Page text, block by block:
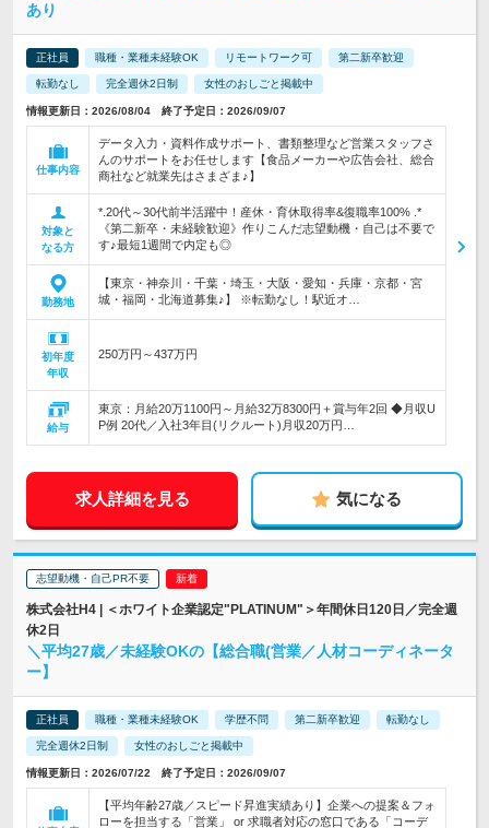
あり
正社員 職種・業種未経験OK リモートワーク可 第二新卒歓迎
転勤なし 完全週休2日制 女性のおしごと掲載中
情報更新日：2026/08/04 終了予定日：2026/09/07
仕事内容
データ入力・資料作成サポート、書類整理など営業スタッフさ
んのサポートをお任せします【食品メーカーや広告会社、総合
商社など就業先はさまざま♪】
対象と
なる方
*.20代～30代前半活躍中！産休・育休取得率&復職率100% .*
《第二新卒・未経験歓迎》作りこんだ志望動機・自己は不要で
す♪最短1週間で内定も◎
勤務地
【東京・神奈川・千葉・埼玉・大阪・愛知・兵庫・京都・宮
城・福岡・北海道募集♪】 ※転勤なし！駅近オ…
初年度
年収
250万円～437万円
給与
東京：月給20万1100円～月給32万8300円＋賞与年2回 ◆月収U
P例 20代／入社3年目(リクルート)月収20万円…
求人詳細を見る 気になる
志望動機・自己PR不要
株式会社H4 | ＜ホワイト企業認定"PLATINUM"＞年間休日120日／完全週
休2日
＼平均27歳／未経験OKの【総合職(営業／人材コーディネータ
ー】
正社員 職種・業種未経験OK 学歴不問 第二新卒歓迎 転勤なし
完全週休2日制 女性のおしごと掲載中
情報更新日：2026/07/22 終了予定日：2026/09/07
【平均年齢27歳／スピード昇進実績あり】企業への提案＆フォ
ローを担当する「営業」 or 求職者対応の窓口である「コーデ